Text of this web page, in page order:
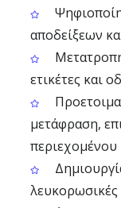
αποδείξεων
ετικέτες και
μετάφραση,
περιεχομένου